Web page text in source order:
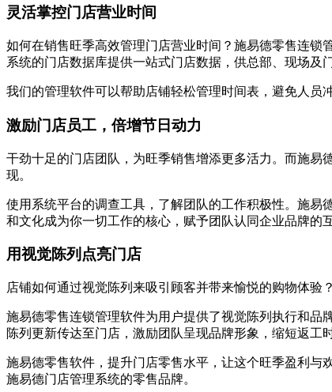
灵活掌控门店营业时间
如何在销售旺季高效管理门店营业时间？施易德零售连
系统的门店数据库提供一站式门店数据，供总部、现场及
我们的管理软件可以帮助店铺轻松管理时间表，避免人
激励门店员工，倍增节日动力
干劲十足的门店团队，为旺季销售增添更多活力。而施
现。
使用系统平台的调查工具，了解团队的工作积极性。施
和文化成为你一切工作的核心，赋予团队认同企业品牌的
用视觉陈列点亮门店
店铺如何通过视觉陈列来吸引顾客并带来愉悦的购物体验？
施易德零售连锁管理软件为用户提供了视觉陈列执行和
陈列更新传达至门店，激励团队呈现品牌形象，缩短返工
施易德零售软件，提升门店零售水平，让这个旺季盈利
施易德门店管理系统的零售品牌。